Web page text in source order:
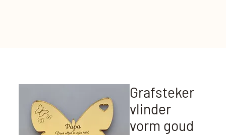
Grafsteker
vlinder
vorm goud